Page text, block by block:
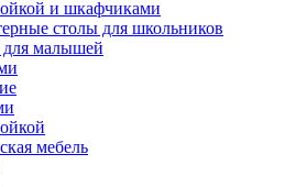
и шкафчиками
столы для школьников
малышей
мебель